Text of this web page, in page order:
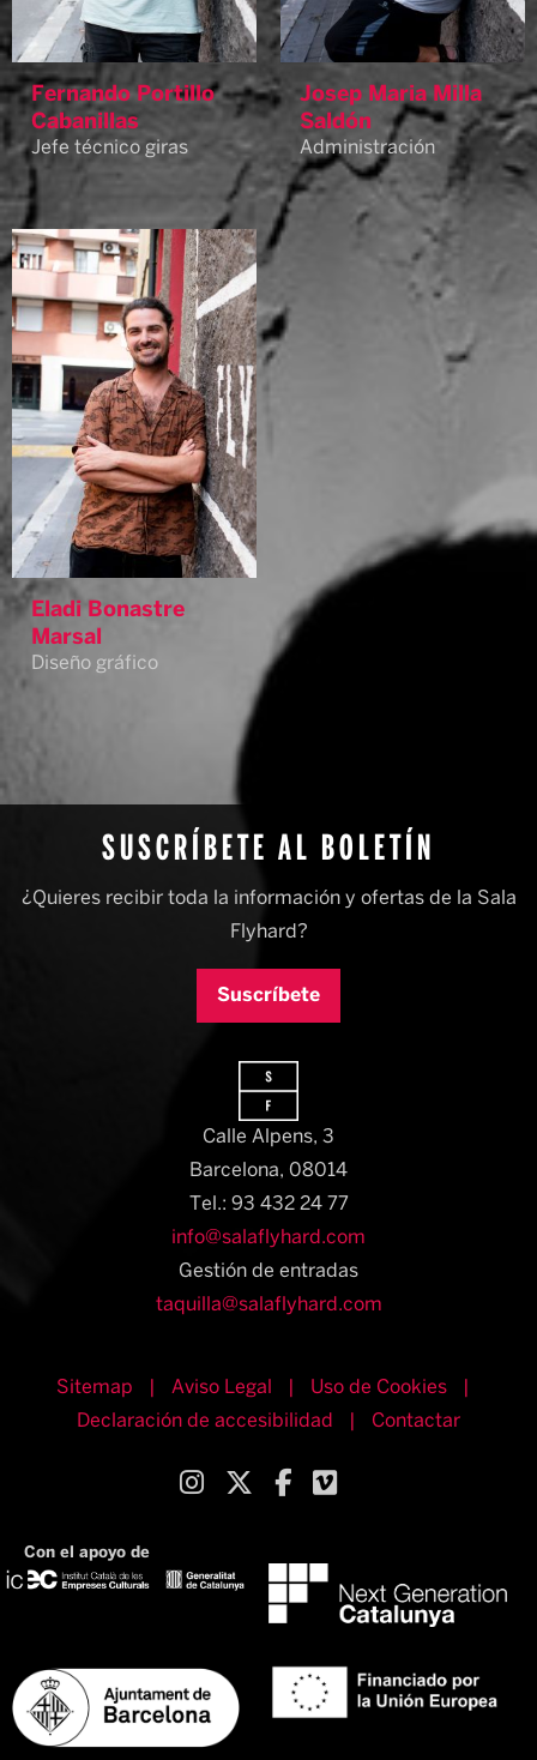
Fernando Portillo
Cabanillas
Jefe técnico giras
Josep Maria Milla
Saldón
Administración
Eladi Bonastre
Marsal
Diseño gráfico
SUSCRÍBETE AL BOLETÍN
¿Quieres recibir toda la información y ofertas de la Sala
Flyhard?
Suscríbete
Calle Alpens, 3
Barcelona, 08014​
Tel.: 93 432 24 77
info@salaflyhard.com
Gestión de entradas
taquilla@salaflyhard.com
Sitemap Aviso Legal Uso de Cookies
Declaración de accesibilidad
Contactar
Link a instagram
Link a twitter
Link a facebook
Con el apoyo de